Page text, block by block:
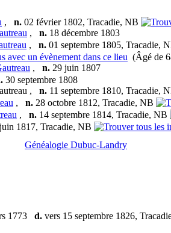
, n. 02 février 1802, Tracadie, NB
, n. 18 décembre 1803
, n. 01 septembre 1805, Tracadie,
(Âgé de
, n. 29 juin 1807
30 septembre 1808
, n. 11 septembre 1810, Tracadie,
, n. 28 octobre 1812, Tracadie, NB
, n. 14 septembre 1814, Tracadie, NB
juin 1817, Tracadie, NB
Généalogie Dubuc-Landry
1773 d. vers 15 septembre 1826,